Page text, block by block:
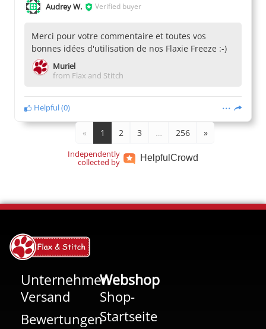
Audrey W. Verified buyer
Merci pour votre commentaire et toutes vos
bonnes idées d'utilisation de nos Flaxie Freeze :-)
Muriel
from Flax and Stitch
Helpful(0)
« 1 2 3 … 256 »
Independently
collected by HelpfulCrowd
Unternehmen
Versand
Bewertungen
Webshop
Shop-
Startseite